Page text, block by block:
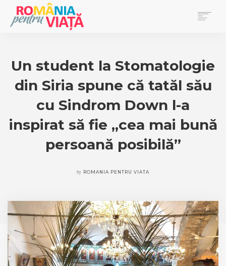
DONEAZĂ
EVENIMENTE
SEARCH
Un student la Stomatologie
din Siria spune că tatăl său
cu Sindrom Down l-a
inspirat să fie „cea mai bună
persoană posibilă”
by ROMANIA PENTRU VIATA